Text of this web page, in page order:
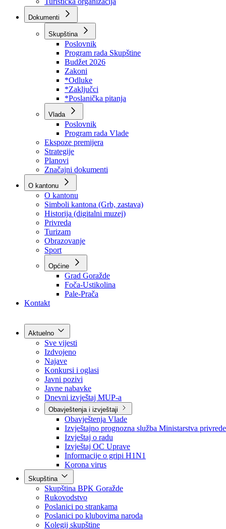
Arhiv kantona
Kantonalni stambeni fond
Turistička organizacija
Dokumenti
Skupština
Poslovnik
Program rada Skupštine
Budžet 2026
Zakoni
*Odluke
*Zaključci
*Poslanička pitanja
Vlada
Poslovnik
Program rada Vlade
Ekspoze premijera
Strategije
Planovi
Značajni dokumenti
O kantonu
O kantonu
Simboli kantona (Grb, zastava)
Historija (digitalni muzej)
Privreda
Turizam
Obrazovanje
Sport
Općine
Kontakt
Aktuelno
Sve vijesti
Izdvojeno
Najave
Konkursi i oglasi
Javni pozivi
Javne nabavke
Dnevni izvještaj MUP-a
Obavještenja i izvještaji
Obavještenja Vlade
Izvještajno prognozna služba Ministarstva privrede
Izvještaj o radu
Izvještaj OC Uprave
Informacije o gripi H1N1
Korona virus
Skupština
Skupština BPK Goražde
Rukovodstvo